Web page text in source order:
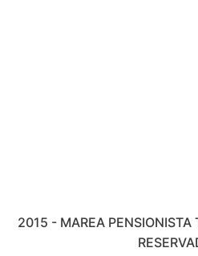
2015 - MAREA PENSIONISTA